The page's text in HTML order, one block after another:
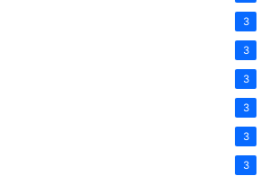
3
3
3
3
3
3